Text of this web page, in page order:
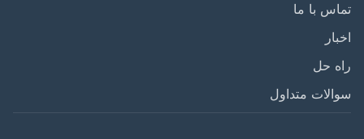
با ما
حل
متداول